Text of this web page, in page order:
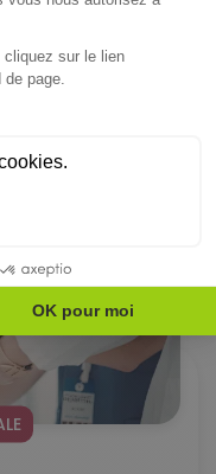
dans une gestion